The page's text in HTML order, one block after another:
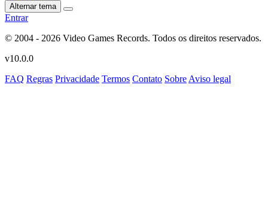
Alternar tema
Entrar
© 2004 - 2026 Video Games Records. Todos os direitos reservados.
v10.0.0
FAQ Regras Privacidade Termos Contato Sobre Aviso legal